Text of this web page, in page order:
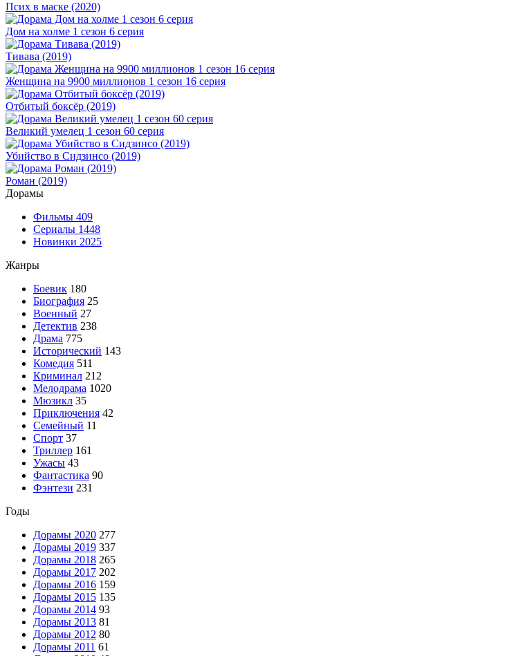
Псих в маске (2020)
Дом на холме 1 сезон 6 серия
Тивава (2019)
Женщина на 9900 миллионов 1 сезон 16 серия
Отбитый боксёр (2019)
Великий умелец 1 сезон 60 серия
Убийство в Сидзинсо (2019)
Роман (2019)
Дорамы
Фильмы 409
Сериалы 1448
Новинки 2025
Жанры
Боевик 180
Биография 25
Военный 27
Детектив 238
Драма 775
Исторический 143
Комедия 511
Криминал 212
Мелодрама 1020
Мюзикл 35
Приключения 42
Семейный 11
Спорт 37
Триллер 161
Ужасы 43
Фантастика 90
Фэнтези 231
Годы
Дорамы 2020 277
Дорамы 2019 337
Дорамы 2018 265
Дорамы 2017 202
Дорамы 2016 159
Дорамы 2015 135
Дорамы 2014 93
Дорамы 2013 81
Дорамы 2012 80
Дорамы 2011 61